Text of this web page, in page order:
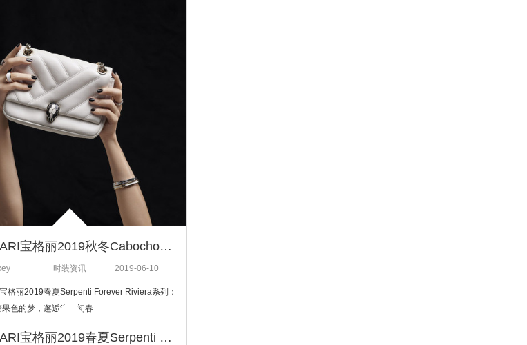
BVLGARI宝格丽2019秋冬Cabochon系列， 捕捉星空视角的柔软
时装资讯 2019-06-10
BVLGARI宝格丽2019春夏Serpenti Forever Riviera系列： 腰间围绕着糖果色的梦，邂逅浪漫初春